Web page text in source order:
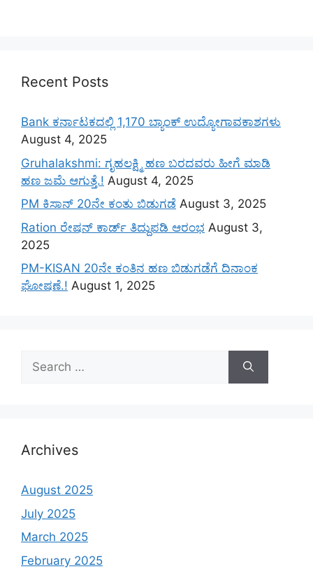
Recent Posts
Bank ಕರ್ನಾಟಕದಲ್ಲಿ 1,170 ಬ್ಯಾಂಕ್ ಉದ್ಯೋಗಾವಕಾಶಗಳು
August 4, 2025
Gruhalakshmi: ಗೃಹಲಕ್ಷ್ಮಿ ಹಣ ಬರದವರು ಹೀಗೆ ಮಾಡಿ
ಹಣ ಜಮೆ‌ ಆಗುತ್ತೆ.! August 4, 2025
PM ಕಿಸಾನ್ 20ನೇ ಕಂತು ಬಿಡುಗಡೆ August 3, 2025
Ration ರೇಷನ್ ಕಾರ್ಡ್ ತಿದ್ದುಪಡಿ ಆರಂಭ August 3,
2025
PM-KISAN 20ನೇ ಕಂತಿನ ಹಣ ಬಿಡುಗಡೆಗೆ ದಿನಾಂಕ
ಘೋಷಣೆ.! August 1, 2025
Search
for:
Archives
August 2025
July 2025
March 2025
February 2025